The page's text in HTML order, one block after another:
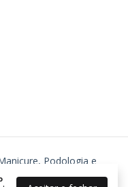
Podologia e